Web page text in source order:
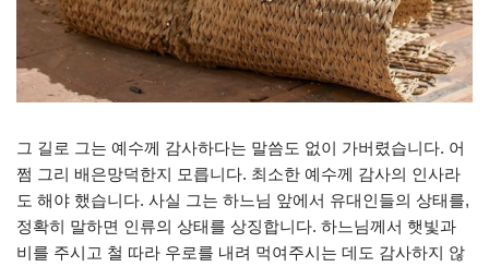
그 길로 그는 예수께 감사하다는 말씀도 없이 가버렸습니다. 어
쩜 그리 배은망덕한지 모릅니다. 최소한 예수께 감사의 인사라
도 해야 했습니다. 사실 그는 하느님 앞에서 유대인들의 상태를,
정확히 말하면 인류의 상태를 상징합니다. 하느님께서 햇빛과
비를 주시고 철 따라 우로를 내려 먹여주시는 데도 감사하지 않